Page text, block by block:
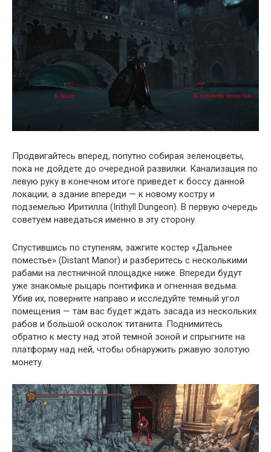
Продвигайтесь вперед, попутно собирая зеленоцветы,
пока не дойдете до очередной развилки. Канализация по
левую руку в конечном итоге приведет к боссу данной
локации, а здание впереди — к новому костру и
подземелью Иритилла (Irithyll Dungeon). В первую очередь
советуем наведаться именно в эту сторону.
Спустившись по ступеням, зажгите костер «Дальнее
поместье» (Distant Manor) и разберитесь с несколькими
рабами на лестничной площадке ниже. Впереди будут
уже знакомые рыцарь понтифика и огненная ведьма.
Убив их, поверните направо и исследуйте темный угол
помещения — там вас будет ждать засада из нескольких
рабов и большой осколок титанита. Поднимитесь
обратно к месту над этой темной зоной и спрыгните на
платформу над ней, чтобы обнаружить ржавую золотую
монету.